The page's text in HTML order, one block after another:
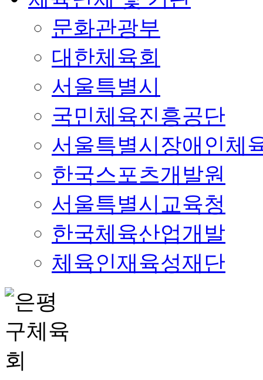
문화관광부
대한체육회
서울특별시
국민체육진흥공단
서울특별시장애인체
한국스포츠개발원
서울특별시교육청
한국체육산업개발
체육인재육성재단